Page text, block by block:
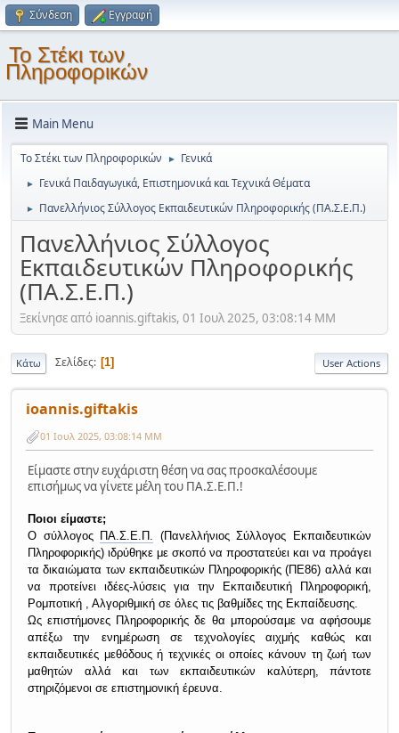
Σύνδεση Εγγραφή
Το Στέκι των
Πληροφορικών
Main Menu
Το Στέκι των Πληροφορικών ► Γενικά
► Γενικά Παιδαγωγικά, Επιστημονικά και Τεχνικά Θέματα
► Πανελλήνιος Σύλλογος Εκπαιδευτικών Πληροφορικής (ΠΑ.Σ.Ε.Π.)
Πανελλήνιος Σύλλογος
Εκπαιδευτικών Πληροφορικής
(ΠΑ.Σ.Ε.Π.)
Ξεκίνησε από ioannis.giftakis, 01 Ιουλ 2025, 03:08:14 ΜΜ
Κάτω Σελίδες 1 User Actions
ioannis.giftakis
01 Ιουλ 2025, 03:08:14 ΜΜ
Είμαστε στην ευχάριστη θέση να σας προσκαλέσουμε
επισήμως να γίνετε μέλη του ΠΑ.Σ.Ε.Π.!
Ποιοι είμαστε;
Ο σύλλογος ΠΑ.Σ.Ε.Π. (Πανελλήνιος Σύλλογος Εκπαιδευτικών
Πληροφορικής) ιδρύθηκε με σκοπό να προστατεύει και να προάγει
τα δικαιώματα των εκπαιδευτικών Πληροφορικής (ΠΕ86) αλλά και
να προτείνει ιδέες-λύσεις για την Εκπαιδευτική Πληροφορική,
Ρομποτική , Αλγοριθμική σε όλες τις βαθμίδες της Εκπαίδευσης.
Ως επιστήμονες Πληροφορικής δε θα μπορούσαμε να αφήσουμε
απέξω την ενημέρωση σε τεχνολογίες αιχμής καθώς και
εκπαιδευτικές μεθόδους ή τεχνικές οι οποίες κάνουν τη ζωή των
μαθητών αλλά και των εκπαιδευτικών καλύτερη, πάντοτε
στηριζόμενοι σε επιστημονική έρευνα.